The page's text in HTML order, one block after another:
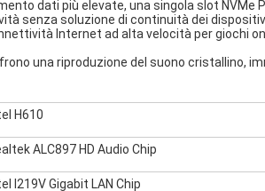
dati più elevate, una singola slot NVMe
senza soluzione di continuità dei
Internet ad alta velocità per giochi
una riproduzione del suono cristallino,
H610
ALC897 HD Audio Chip
I219V Gigabit LAN Chip